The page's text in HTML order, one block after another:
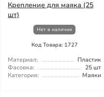
Крепление для маяка (25
шт)
Нет в наличии
Код Товара: 1727
Материал:
Пластик
Фасовка:
25 шт
Категория:
Маяки